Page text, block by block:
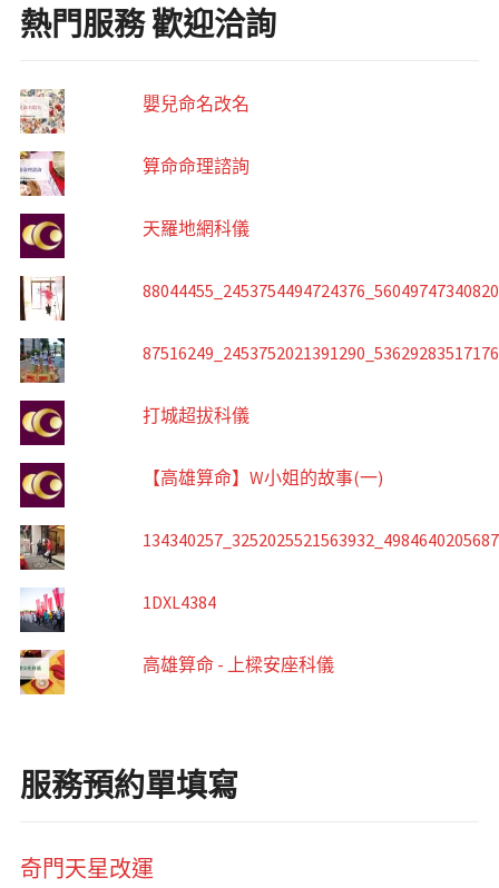
熱門服務 歡迎洽詢
嬰兒命名改名
算命命理諮詢
天羅地網科儀
打城超拔科儀
【高雄算命】W小姐的故事(一)
1DXL4384
高雄算命 - 上樑安座科儀
服務預約單填寫
奇門天星改運